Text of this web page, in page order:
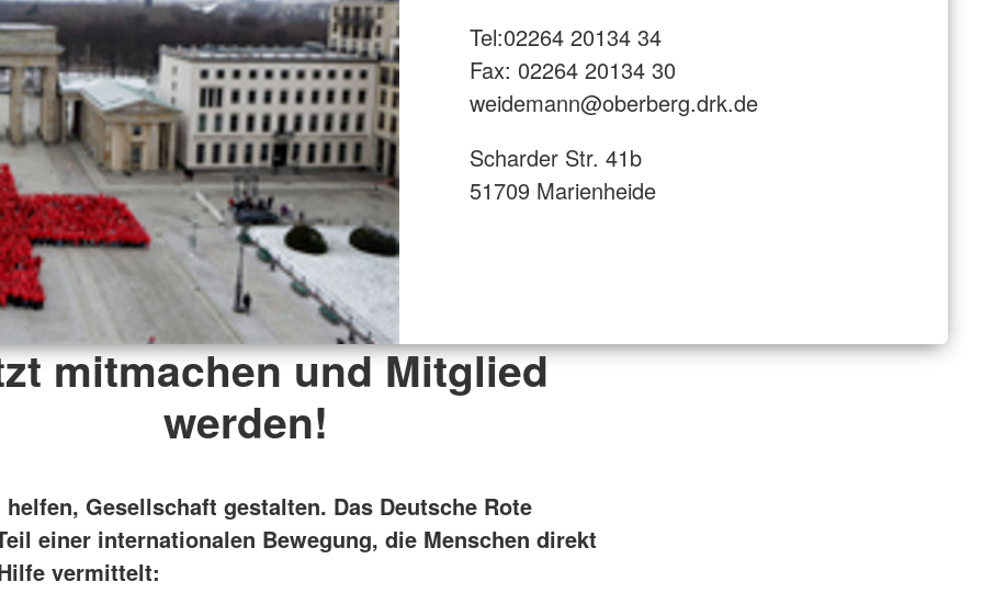
Tel:02264 20134 34
Fax: 02264 20134 30
weidemann@oberberg.drk.de
Scharder Str. 41b
51709 Marienheide
mitmachen und Mitglied
werden!
helfen, Gesellschaft gestalten. Das Deutsche Rote
einer internationalen Bewegung, die Menschen direkt
vermittelt: